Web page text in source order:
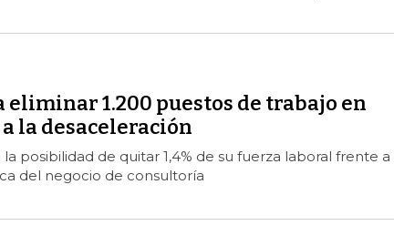
eliminar 1.200 puestos de trabajo en
a la desaceleración
posibilidad de quitar 1,4% de su fuerza laboral frente a
del negocio de consultoría